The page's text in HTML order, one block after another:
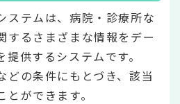
ステムは、病院・診療所な
するさまざまな情報をデー
供するシステムです。
どの条件にもとづき、該当
ができます。